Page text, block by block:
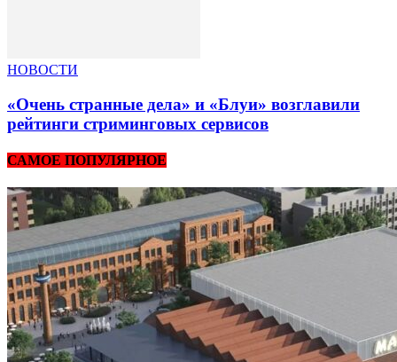
НОВОСТИ
«Очень странные дела» и «Блуи» возглавили
рейтинги стриминговых сервисов
САМОЕ ПОПУЛЯРНОЕ